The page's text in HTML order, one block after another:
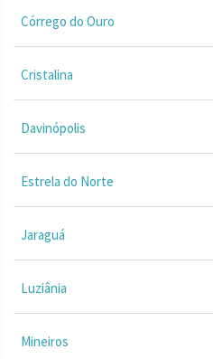
Córrego do Ouro
Cristalina
Davinópolis
Estrela do Norte
Jaraguá
Luziânia
Mineiros